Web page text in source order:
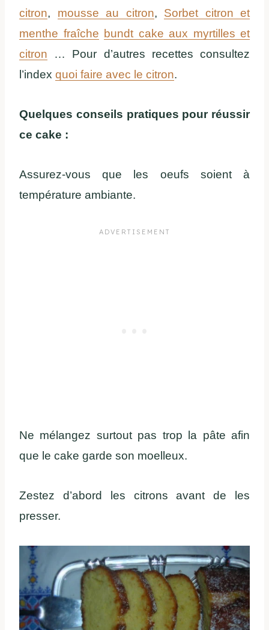
citron, mousse au citron, Sorbet citron et
menthe fraîche bundt cake aux myrtilles et
citron … Pour d’autres recettes consultez
l’index quoi faire avec le citron.
Quelques conseils pratiques pour réussir
ce cake :
Assurez-vous que les oeufs soient à
température ambiante.
Ne mélangez surtout pas trop la pâte afin
que le cake garde son moelleux.
Zestez d’abord les citrons avant de les
presser.